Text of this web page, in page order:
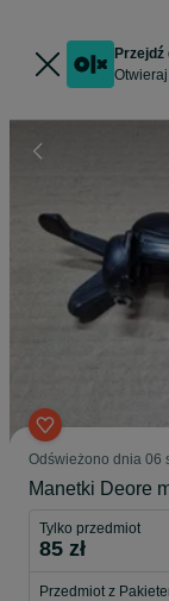
Odświeżono dnia 06
Manetki Deore
Tylko przedmiot
85 zł
Przedmiot z